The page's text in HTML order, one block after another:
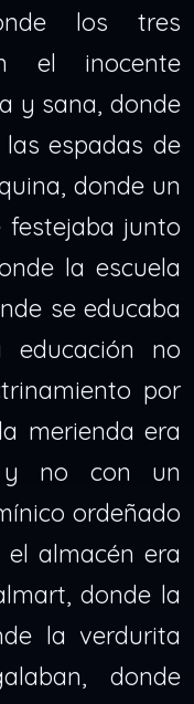
los tres
el inocente
y sana, donde
espadas de
donde un
junto
la escuela
se educaba
no
por
merienda era
y no con un
ordeñado
almacén era
donde la
la verdurita
donde